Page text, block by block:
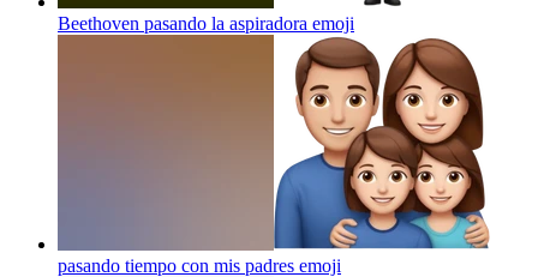
Beethoven pasando la aspiradora emoji
pasando tiempo con mis padres emoji